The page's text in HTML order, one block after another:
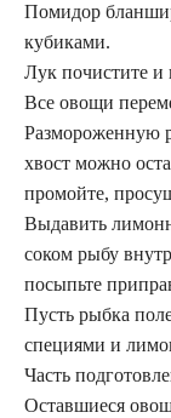
Помидор
кубиками.
Лук почистите и
Все овощи
Размороженную
хвост можно
промойте,
Выдавить
соком рыбу
посыпьте
Пусть рыбка
специями и
Часть
Оставшиеся